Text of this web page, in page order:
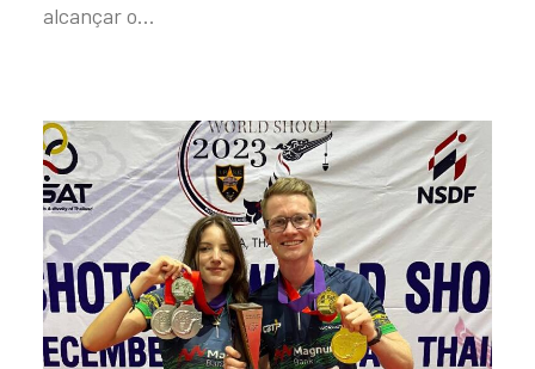
alcançar o…